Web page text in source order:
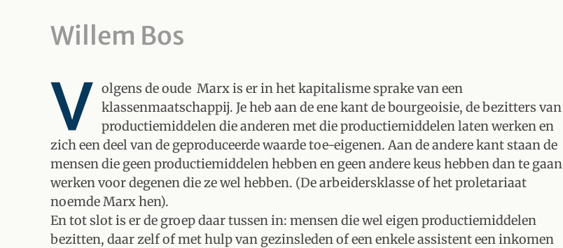
Willem Bos
V olgens de oude Marx is er in het kapitalisme sprake van een
klassenmaatschappij. Je heb aan de ene kant de bourgeoisie, de bezitters van
productiemiddelen die anderen met die productiemiddelen laten werken en
zich een deel van de geproduceerde waarde toe-eigenen. Aan de andere kant staan de
mensen die geen productiemiddelen hebben en geen andere keus hebben dan te gaan
werken voor degenen die ze wel hebben. (De arbeidersklasse of het proletariaat
noemde Marx hen).
En tot slot is er de groep daar tussen in: mensen die wel eigen productiemiddelen
bezitten, daar zelf of met hulp van gezinsleden of een enkele assistent een inkomen